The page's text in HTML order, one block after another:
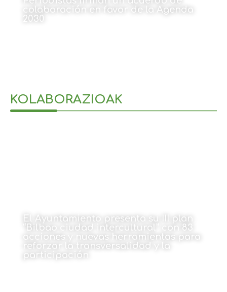
colaboración en favor de la Agenda
2030
KOLABORAZIOAK
El Ayuntamiento presenta su III plan
“Bilbao ciudad intercultural” con 83
acciones y nuevas herramientas para
reforzar la transversalidad y la
participación